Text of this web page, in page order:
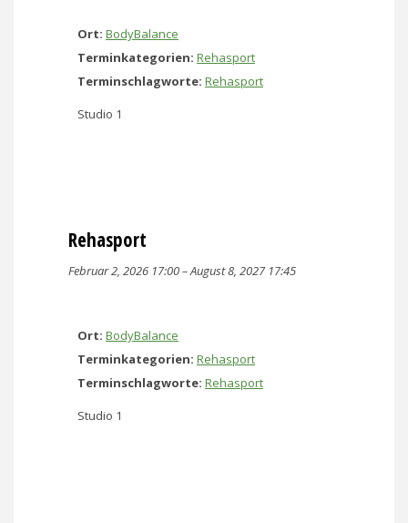
Ort: BodyBalance
Terminkategorien: Rehasport
Terminschlagworte: Rehasport
Studio 1
Rehasport
Februar 2, 2026 17:00–August 8, 2027 17:45
Ort: BodyBalance
Terminkategorien: Rehasport
Terminschlagworte: Rehasport
Studio 1